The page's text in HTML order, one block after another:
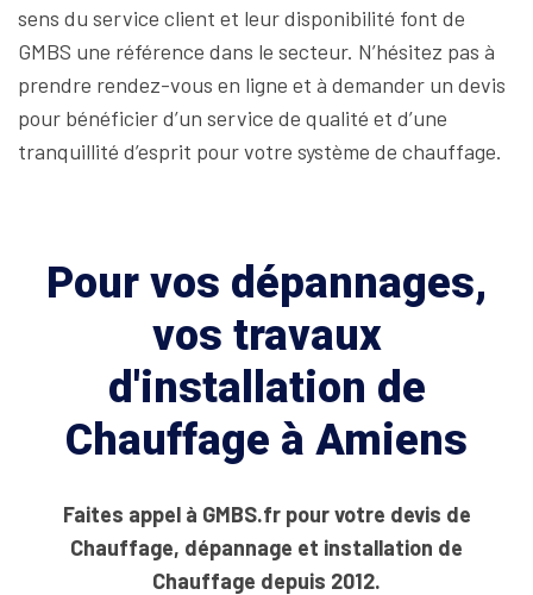
sens du service client et leur disponibilité font de
GMBS une référence dans le secteur. N’hésitez pas à
prendre rendez-vous en ligne et à demander un devis
pour bénéficier d’un service de qualité et d’une
tranquillité d’esprit pour votre système de chauffage.
Pour vos dépannages,
vos travaux
d'installation de
Chauffage à Amiens
Faites appel à GMBS.fr pour votre devis de
Chauffage, dépannage et installation de
Chauffage depuis 2012.